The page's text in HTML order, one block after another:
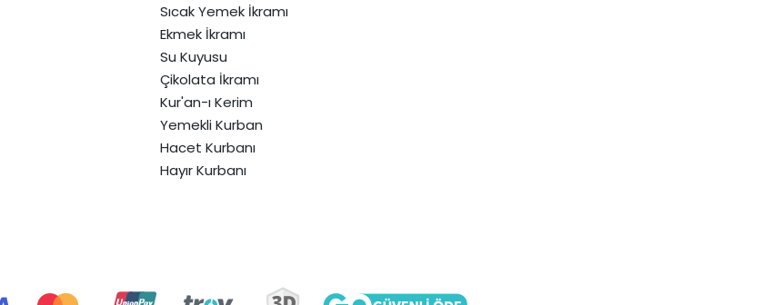
Sıcak Yemek İkramı
Ekmek İkramı
Su Kuyusu
Çikolata İkramı
Kur'an-ı Kerim
Yemekli Kurban
Hacet Kurbanı
Hayır Kurbanı